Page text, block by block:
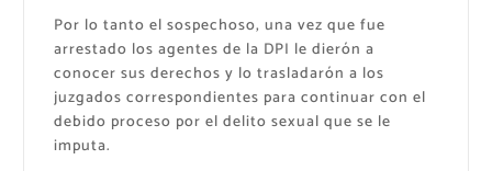
Por lo tanto el sospechoso, una vez que fue
arrestado los agentes de la DPI le dierón a
conocer sus derechos y lo trasladarón a los
juzgados correspondientes para continuar con el
debido proceso por el delito sexual que se le
imputa.